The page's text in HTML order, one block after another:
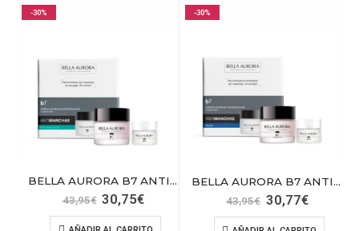
-30%
BELLA AURORA B7 ANTIMANCHAS REG.ACL+EYES
43,95€ El
precio
original
30,75€El
actual
-30%
BELLA AURORA B7 ANTIMANCHAS REG.ACL+EYES
43,95€ El
precio
original
30,77€El
actual